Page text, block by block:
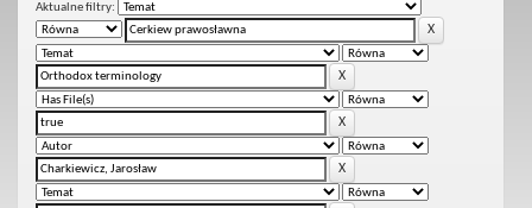
Aktualne filtry: